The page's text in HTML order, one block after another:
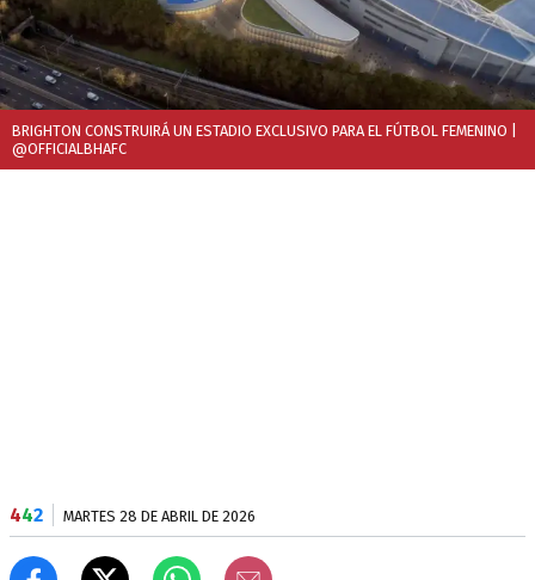
BRIGHTON CONSTRUIRÁ UN ESTADIO EXCLUSIVO PARA EL FÚTBOL FEMENINO
@OFFICIALBHAFC
442 MARTES 28 DE ABRIL DE 2026